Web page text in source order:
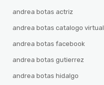
andrea botas actriz
andrea botas catalogo virtual
andrea botas facebook
andrea botas gutierrez
andrea botas hidalgo